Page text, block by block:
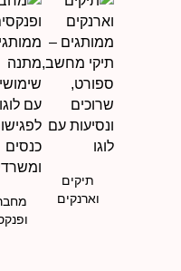
תיקים
וארנקים
מחברות
ופנקסים